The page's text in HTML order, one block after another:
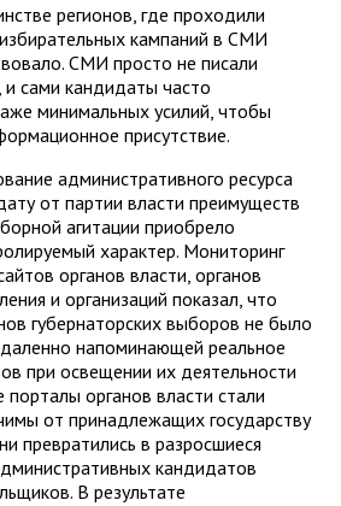
регионов, где проходили
кампаний в СМИ
СМИ просто не писали
сами кандидаты часто
минимальных усилий, чтобы
присутствие.
административного ресурса
от партии власти преимуществ
агитации приобрело
характер. Мониторинг
органов власти, органов
и организаций показал, что
губернаторских выборов не было
напоминающей реальное
при освещении их деятельности
органов власти стали
от принадлежащих государству
превратились в разросшиеся
кандидатов
В результате